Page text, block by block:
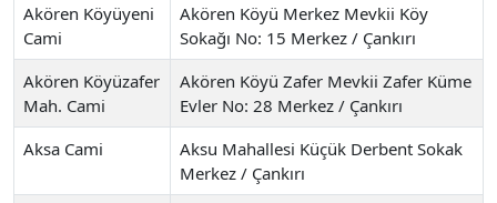
Akören Köyüyeni
Cami
Akören Köyü Merkez Mevkii Köy
Sokağı No: 15 Merkez / Çankırı
Akören Köyüzafer
Mah. Cami
Akören Köyü Zafer Mevkii Zafer Küme
Evler No: 28 Merkez / Çankırı
Aksa Cami
Aksu Mahallesi Küçük Derbent Sokak
Merkez / Çankırı